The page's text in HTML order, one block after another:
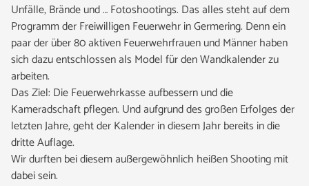
Unfälle, Brände und … Fotoshootings. Das alles steht auf dem
Programm der Freiwilligen Feuerwehr in Germering. Denn ein
paar der über 80 aktiven Feuerwehrfrauen und Männer haben
sich dazu entschlossen als Model für den Wandkalender zu
arbeiten.
Das Ziel: Die Feuerwehrkasse aufbessern und die
Kameradschaft pflegen. Und aufgrund des großen Erfolges der
letzten Jahre, geht der Kalender in diesem Jahr bereits in die
dritte Auflage.
Wir durften bei diesem außergewöhnlich heißen Shooting mit
dabei sein.